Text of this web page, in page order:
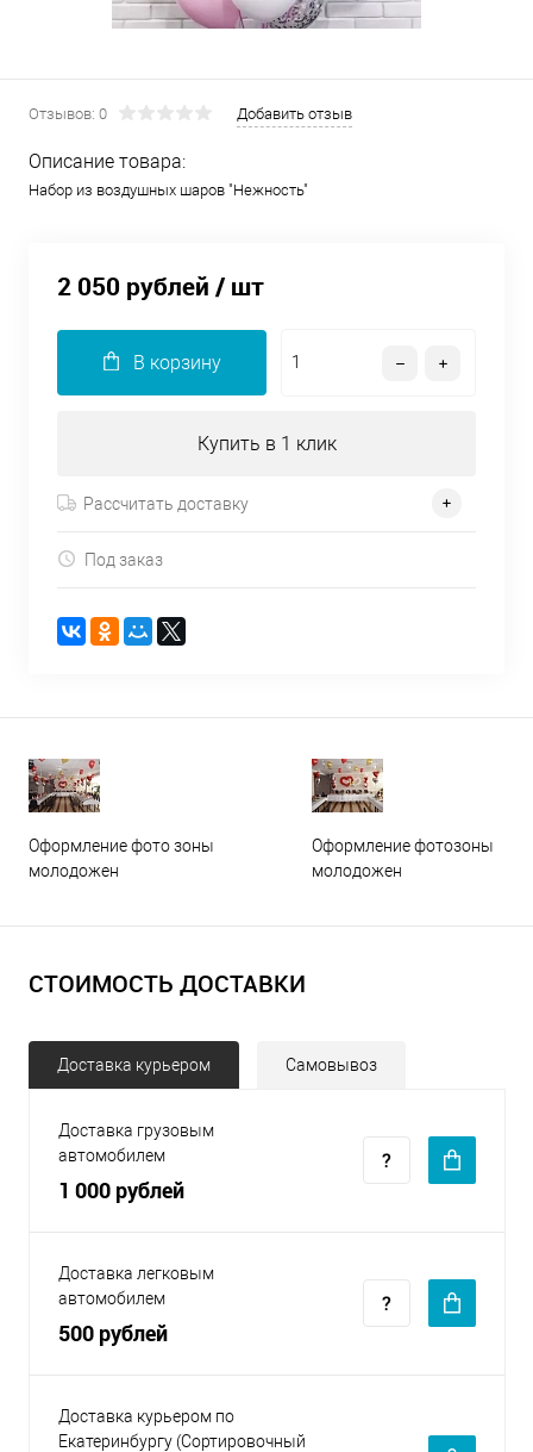
Отзывов: 0 Добавить отзыв
Описание товара:
Набор из воздушных шаров "Нежность"
2 050 рублей / шт
В корзину
Купить в 1 клик
Рассчитать доставку
Под заказ
Оформление фото зоны
молодожен
Оформление фотозоны
молодожен
СТОИМОСТЬ ДОСТАВКИ
Доставка курьером Самовывоз
Доставка грузовым
автомобилем
1 000 рублей
Доставка легковым
автомобилем
500 рублей
Доставка курьером по
Екатеринбургу (Сортировочный